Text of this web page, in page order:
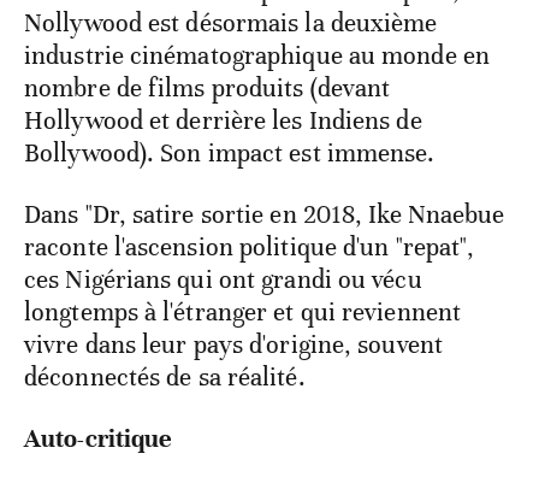
Nollywood est désormais la deuxième
industrie cinématographique au monde en
nombre de films produits (devant
Hollywood et derrière les Indiens de
Bollywood). Son impact est immense.
Dans "Dr, satire sortie en 2018, Ike Nnaebue
raconte l'ascension politique d'un "repat",
ces Nigérians qui ont grandi ou vécu
longtemps à l'étranger et qui reviennent
vivre dans leur pays d'origine, souvent
déconnectés de sa réalité.
Auto-critique